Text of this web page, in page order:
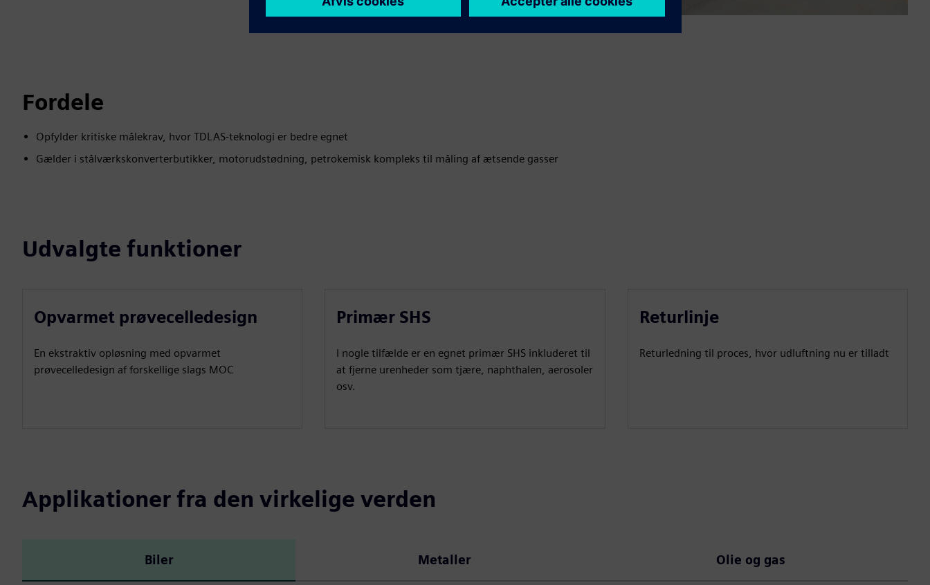
Fordele
Opfylder kritiske målekrav, hvor TDLAS-teknologi er bedre egnet
Gælder i stålværkskonverterbutikker, motorudstødning, petrokemisk kompleks til måling af ætsende gasser
Udvalgte funktioner
Opvarmet prøvecelledesign
En ekstraktiv opløsning med opvarmet
prøvecelledesign af forskellige slags MOC
Primær SHS
I nogle tilfælde er en egnet primær SHS inkluderet til
at fjerne urenheder som tjære, naphthalen, aerosoler
osv.
Returlinje
Returledning til proces, hvor udluftning nu er tilladt
Applikationer fra den virkelige verden
Biler Metaller Olie og gas